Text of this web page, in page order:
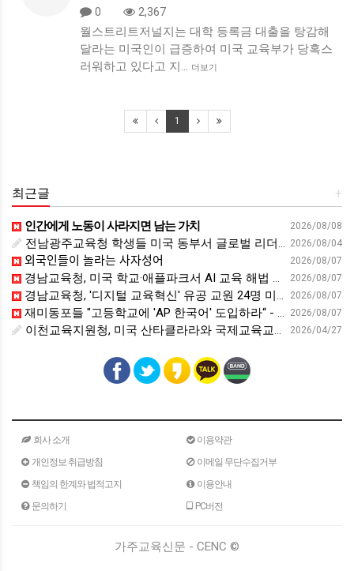
0
2,367
월스트리트저널지는 대학 등록금 대출을 탕감해
달라는 미국인이 급증하여 미국 교육부가 당혹스
러워하고 있다고 지… 더보기
1
+
최근글
2026/08/08
인간에게 노동이 사라지면 남는 가치
2026/08/04
전남광주교육청 학생들 미국 동부서 글로벌 리더십 체험 - 전남인터넷신문
2026/08/07
외국인들이 놀라는 사자성어
2026/08/07
경남교육청, 미국 학교·애플파크서 AI 교육 해법 찾는다 - 스트레이트뉴스
2026/08/07
경남교육청, '디지털 교육혁신' 유공 교원 24명 미국 연수 - 연합뉴스
2026/08/07
재미동포들 "고등학교에 'AP 한국어' 도입하라“ - 재외동포신문
2026/04/27
이천교육지원청, 미국 산타클라라와 국제교육교류 파트너십 회의 개최:경인투데이뉴스 - 경인투데이뉴스
회사 소개
이용약관
개인정보 취급방침
이메일 무단수집거부
책임의 한계와 법적고지
이용안내
문의하기
PC버전
가주교육신문 - CENC ©